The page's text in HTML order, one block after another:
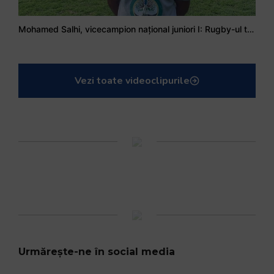
Mohamed Salhi, vicecampion național juniori I: Rugby-ul te învață să accepți și înfrângerile
Vezi toate videoclipurile
Urmărește-ne în social media